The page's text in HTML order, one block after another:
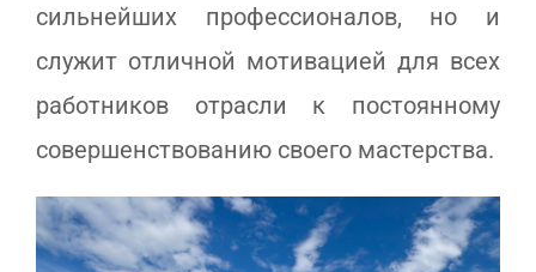
сильнейших профессионалов, но и
служит отличной мотивацией для всех
работников отрасли к постоянному
совершенствованию своего мастерства.